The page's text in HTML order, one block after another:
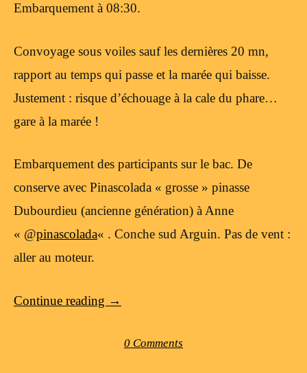
Embarquement à 08:30.
Convoyage sous voiles sauf les dernières 20 mn,
rapport au temps qui passe et la marée qui baisse.
Justement : risque d’échouage à la cale du phare…
gare à la marée !
Embarquement des participants sur le bac. De
conserve avec Pinascolada « grosse » pinasse
Dubourdieu (ancienne génération) à Anne
« @pinascolada« . Conche sud Arguin. Pas de vent :
aller au moteur.
Continue reading →
0 Comments